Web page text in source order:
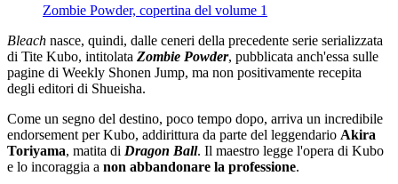
Zombie Powder, copertina del volume 1
Bleach nasce, quindi, dalle ceneri della precedente serie serializzata
di Tite Kubo, intitolata Zombie Powder, pubblicata anch'essa sulle
pagine di Weekly Shonen Jump, ma non positivamente recepita
degli editori di Shueisha.
Come un segno del destino, poco tempo dopo, arriva un incredibile
endorsement per Kubo, addirittura da parte del leggendario Akira
Toriyama, matita di Dragon Ball. Il maestro legge l'opera di Kubo
e lo incoraggia a non abbandonare la professione.